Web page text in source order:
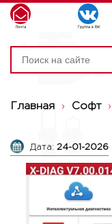
Почта Группа в ВК
Главная › Софт ›
Дата: 24-01-2026